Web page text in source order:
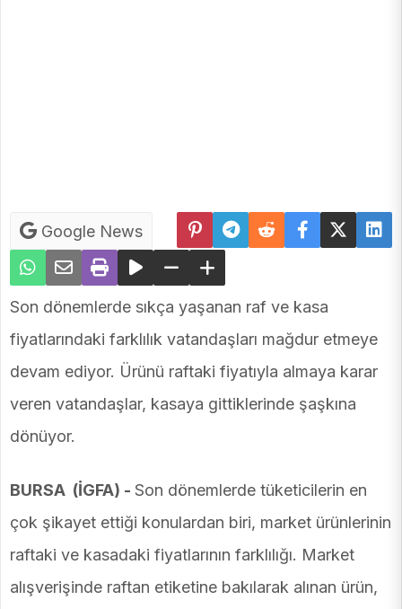
Google News
Son dönemlerde sıkça yaşanan raf ve kasa
fiyatlarındaki farklılık vatandaşları mağdur etmeye
devam ediyor. Ürünü raftaki fiyatıyla almaya karar
veren vatandaşlar, kasaya gittiklerinde şaşkına
dönüyor.
BURSA (İGFA) - Son dönemlerde tüketicilerin en
çok şikayet ettiği konulardan biri, market ürünlerinin
raftaki ve kasadaki fiyatlarının farklılığı. Market
alışverişinde raftan etiketine bakılarak alınan ürün,